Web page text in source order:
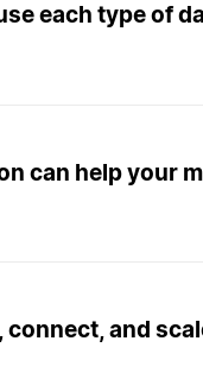
each type of
can help your
connect, and